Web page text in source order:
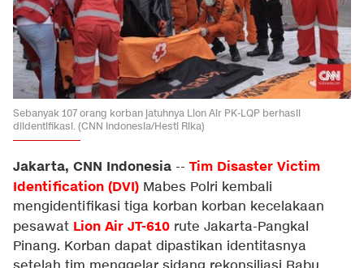
Sebanyak 107 orang korban jatuhnya Lion Air PK-LQP berhasil
diidentifikasi. (CNN Indonesia/Hesti Rika)
Jakarta, CNN Indonesia -- Tim Disaster Victim
Identification (DVI) Mabes Polri kembali
mengidentifikasi tiga korban korban kecelakaan
pesawat Lion Air JT-610 rute Jakarta-Pangkal
Pinang. Korban dapat dipastikan identitasnya